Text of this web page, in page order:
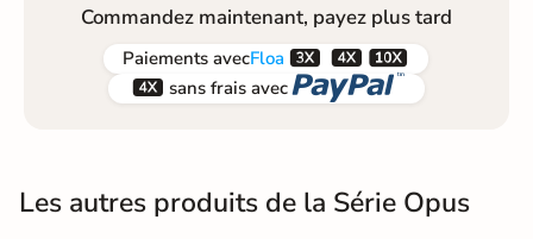
Commandez maintenant, payez plus tard
Paiements avecFloa  
 sans frais avec 
Les autres produits de la Série Opus